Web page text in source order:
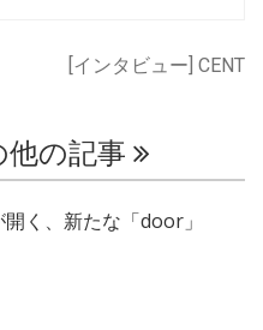
[インタビュー] CENT
他の記事
く、新たな「door」